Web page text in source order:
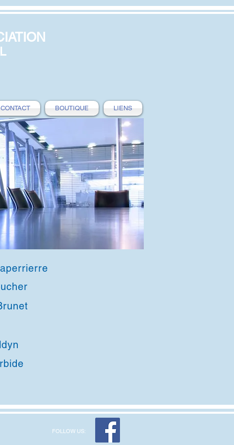
Brunet
CONTACT BOUTIQUE LIENS
FOLLOW US: